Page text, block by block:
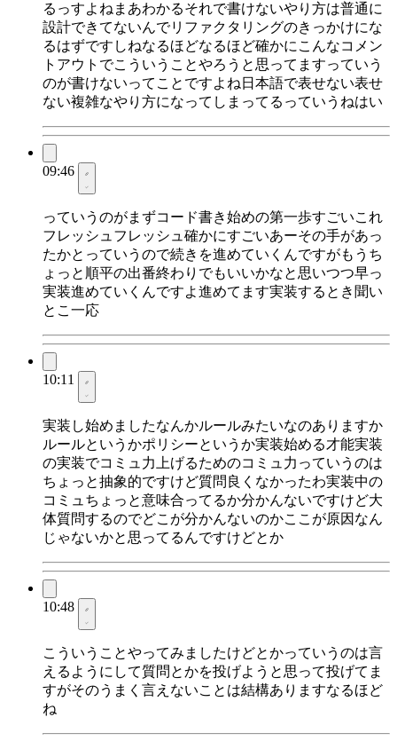
るっすよねまあわかるそれで書けないやり方は普通に
設計できてないんでリファクタリングのきっかけにな
るはずですしねなるほどなるほど確かにこんなコメン
トアウトでこういうことやろうと思ってますっていう
のが書けないってことですよね日本語で表せない表せ
ない複雑なやり方になってしまってるっていうねはい
09:46
っていうのがまずコード書き始めの第一歩すごいこれ
フレッシュフレッシュ確かにすごいあーその手があっ
たかとっていうので続きを進めていくんですがもうち
ょっと順平の出番終わりでもいいかなと思いつつ早っ
実装進めていくんですよ進めてます実装するとき聞い
とこ一応
10:11
実装し始めましたなんかルールみたいなのありますか
ルールというかポリシーというか実装始める才能実装
の実装でコミュ力上げるためのコミュ力っていうのは
ちょっと抽象的ですけど質問良くなかったわ実装中の
コミュちょっと意味合ってるか分かんないですけど大
体質問するのでどこが分かんないのかここが原因なん
じゃないかと思ってるんですけどとか
10:48
こういうことやってみましたけどとかっていうのは言
えるようにして質問とかを投げようと思って投げてま
すがそのうまく言えないことは結構ありますなるほど
ね